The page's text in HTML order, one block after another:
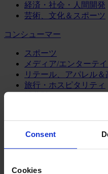
Consent
Cookies
経済・社会・人間開発
芸術、文化＆スポーツ
コンシューマー
スポーツ
メディア/エンターテ
リテール、アパレル
旅行・ホスピタリティ
エネルギー